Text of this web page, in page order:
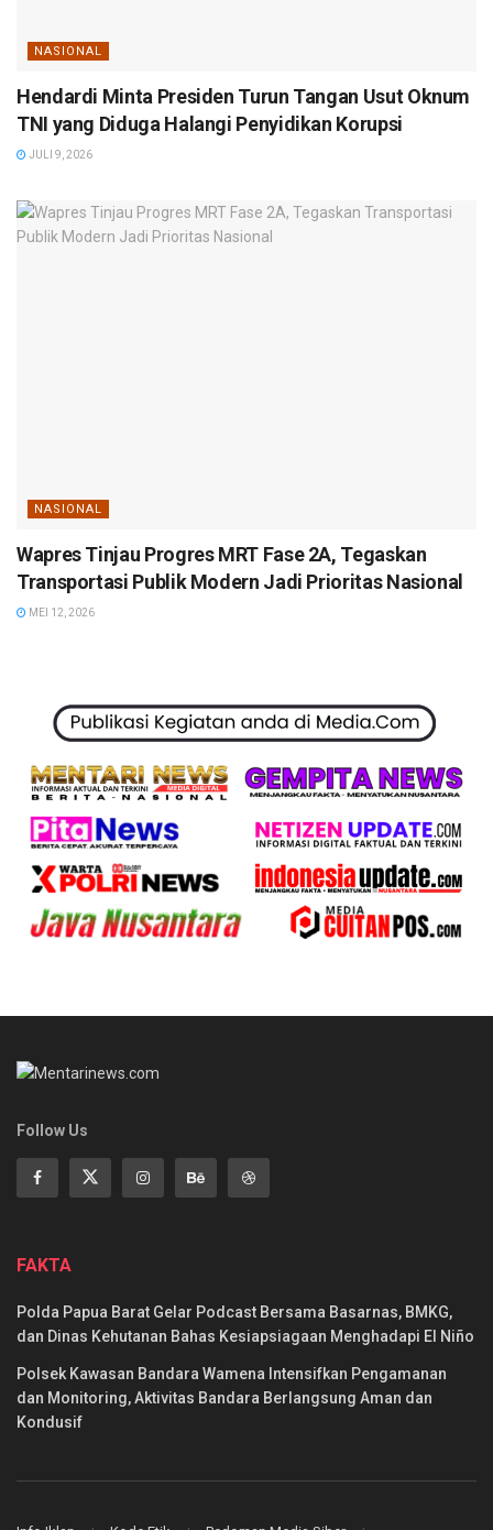
NASIONAL
Hendardi Minta Presiden Turun Tangan Usut Oknum
TNI yang Diduga Halangi Penyidikan Korupsi
JULI 9, 2026
NASIONAL
Wapres Tinjau Progres MRT Fase 2A, Tegaskan
Transportasi Publik Modern Jadi Prioritas Nasional
MEI 12, 2026
Follow Us
FAKTA
Polda Papua Barat Gelar Podcast Bersama Basarnas, BMKG,
dan Dinas Kehutanan Bahas Kesiapsiagaan Menghadapi El Niño
Polsek Kawasan Bandara Wamena Intensifkan Pengamanan
dan Monitoring, Aktivitas Bandara Berlangsung Aman dan
Kondusif